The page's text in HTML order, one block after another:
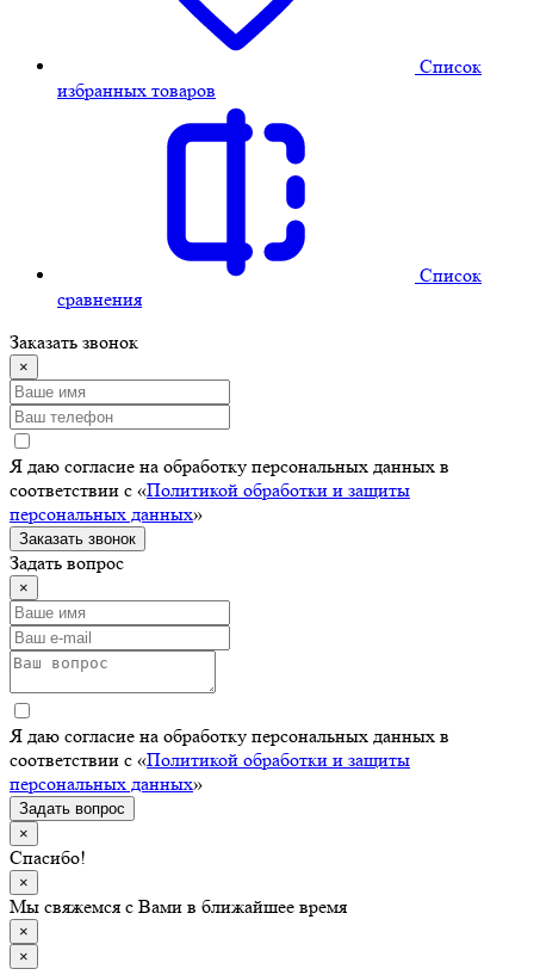
Cписок
избранных товаров
Cписок
сравнения
Заказать звонок
×
Я даю согласие на обработку персональных данных в
соответствии с «Политикой обработки и защиты
персональных данных»
Заказать звонок
Задать вопрос
×
Я даю согласие на обработку персональных данных в
соответствии с «Политикой обработки и защиты
персональных данных»
Задать вопрос
×
Спасибо!
×
Мы свяжемся с Вами в ближайшее время
×
×